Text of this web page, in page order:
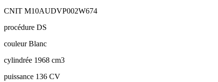
CNIT M10AUDVP002W674
procédure DS
couleurBlanc
cylindrée 1968 cm3
puissance 136 CV